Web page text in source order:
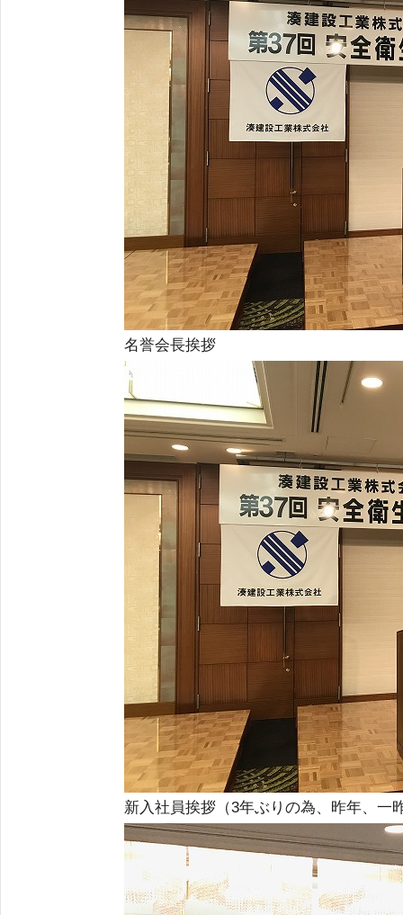
名誉会長挨拶
新入社員挨拶（3年ぶりの為、昨年、一